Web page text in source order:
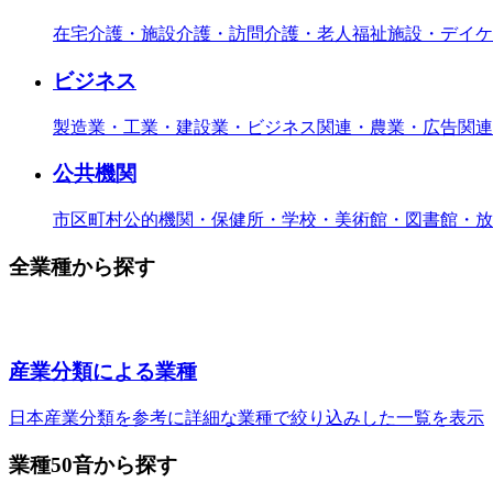
在宅介護・施設介護・訪問介護・老人福祉施設・デイ
ビジネス
製造業・工業・建設業・ビジネス関連・農業・広告関連
公共機関
市区町村公的機関・保健所・学校・美術館・図書館・
全業種から探す
産業分類による業種
日本産業分類を参考に詳細な業種で絞り込みした一覧を表示
業種50音から探す